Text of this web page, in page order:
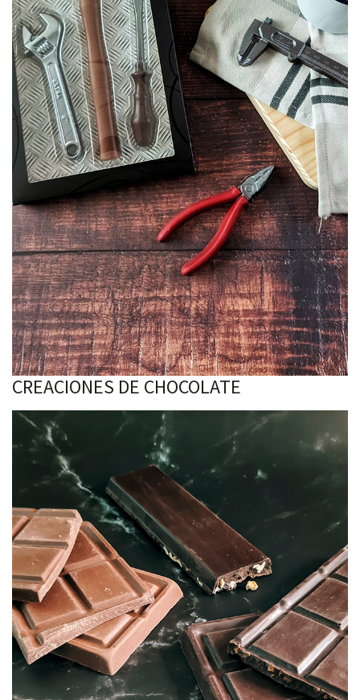
CREACIONES DE CHOCOLATE